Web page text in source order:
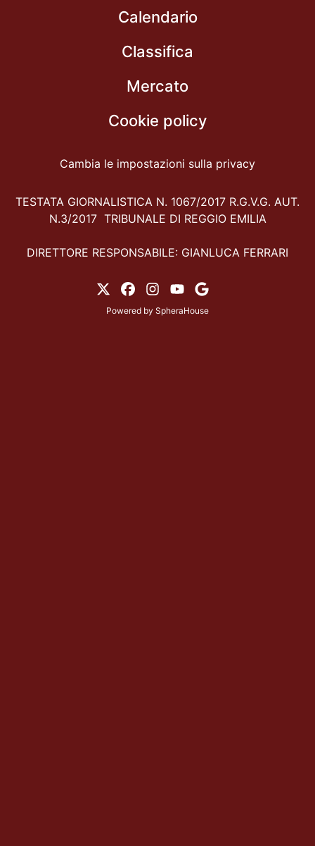
Calendario
Classifica
Mercato
Cookie policy
Cambia le impostazioni sulla privacy
TESTATA GIORNALISTICA N. 1067/2017 R.G.V.G. AUT.
N.3/2017 TRIBUNALE DI REGGIO EMILIA
DIRETTORE RESPONSABILE: GIANLUCA FERRARI
Powered by SpheraHouse